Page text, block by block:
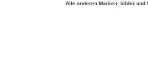
Alle anderen Marken, bilder und